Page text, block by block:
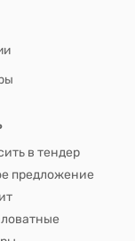
в тендер
предложение